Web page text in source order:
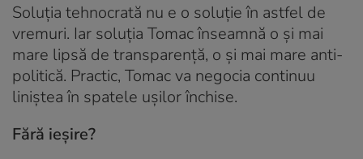
Soluția tehnocrată nu e o soluție în astfel de
vremuri. Iar soluția Tomac înseamnă o și mai
mare lipsă de transparență, o și mai mare anti-
politică. Practic, Tomac va negocia continuu
liniștea în spatele ușilor închise.
Fără ieșire?